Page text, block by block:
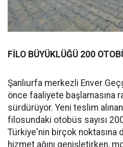
FİLO BÜYÜKLÜĞÜ 200
Şanlıurfa merkezli Enver
önce faaliyete başlamasına
sürdürüyor. Yeni teslim
filosundaki otobüs sayısı
Türkiye'nin birçok
hizmet ağını genişletirken,